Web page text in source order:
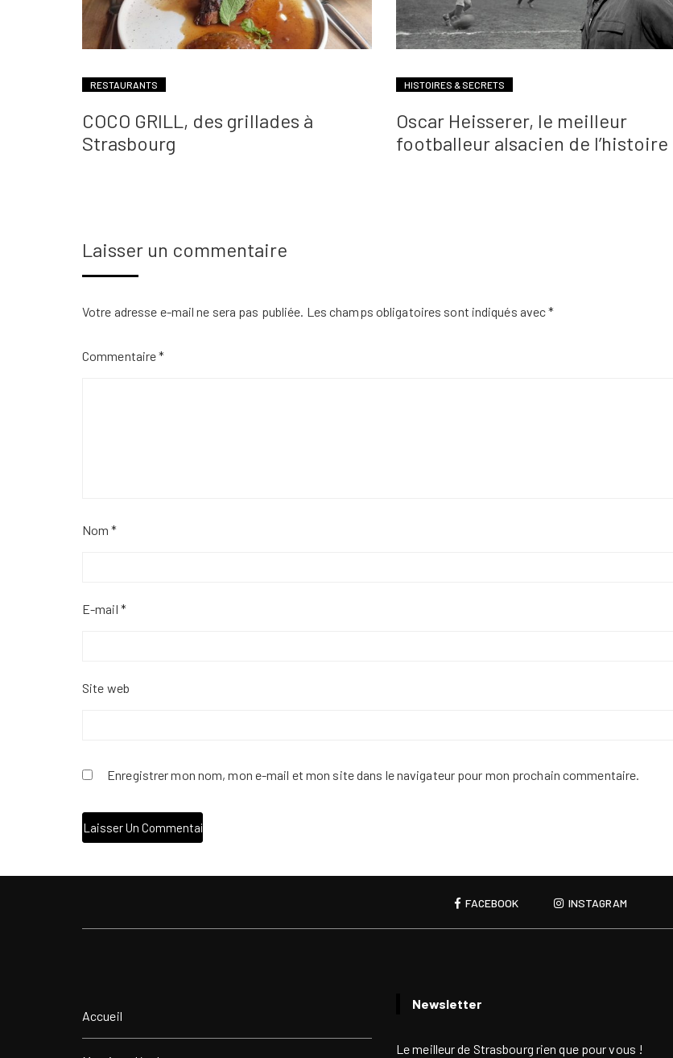
RESTAURANTS
COCO GRILL, des grillades à
Strasbourg
HISTOIRES & SECRETS
Oscar Heisserer, le meilleur
footballeur alsacien de l’histoire
Laisser un commentaire
Votre adresse e-mail ne sera pas publiée. Les champs obligatoires sont indiqués avec*
Commentaire*
Nom*
E-mail *
Site web
Enregistrer mon nom, mon e-mail et mon site dans le navigateur pour mon prochain commentaire.
FACEBOOK INSTAGRAM
Accueil
Newsletter
Le meilleur de Strasbourg rien que pour vous !